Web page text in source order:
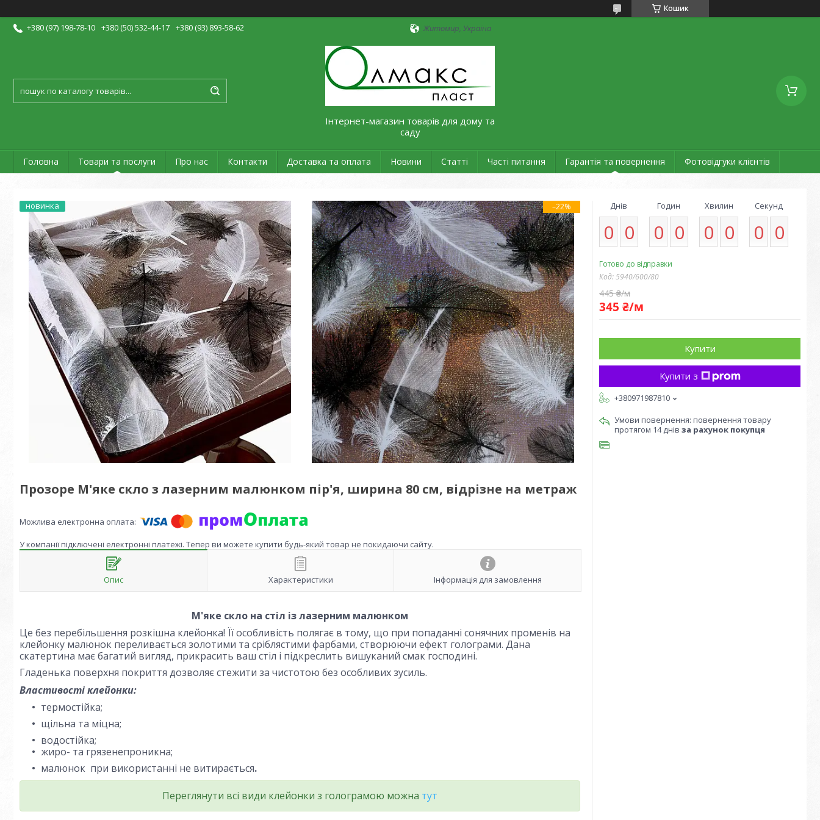
Кошик
+380 (97) 198-78-10 +380 (50) 532-44-17 +380 (93) 893-58-62 Житомир, Україна
Інтернет-магазин товарів для дому та
саду
Головна Товари та послуги Про нас Контакти Доставка та оплата Новини Статті Часті питання Гарантія та повернення Фотовідгуки клієнтів
новинка –22%
Прозоре М'яке скло з лазерним малюнком пір'я, ширина 80 см, відрізне на метраж
У компанії підключені електронні платежі. Тепер ви можете купити будь-який товар не покидаючи сайту.
Опис Характеристики Інформація для замовлення
М'яке скло на стіл із лазерним малюнком
Це без перебільшення розкішна клейонка! Її особливість полягає в тому, що при попаданні сонячних променів на
клейонку малюнок переливається золотими та сріблястими фарбами, створюючи ефект голограми. Дана
скатертина має багатий вигляд, прикрасить ваш стіл і підкреслить вишуканий смак господині.
Гладенька поверхня покриття дозволяє стежити за чистотою без особливих зусиль.
Властивості клейонки:
термостійка;
щільна та міцна;
водостійка;
жиро- та грязенепроникна;
малюнок при використанні не витирається.
Переглянути всі види клейонки з голограмою можна тут
Днів
0 0
Годин
0 0
Хвилин
0 0
Секунд
0 0
Готово до відправки
Код:5940/600/80
445 ₴/м
345 ₴/м
Купити
Купити з
+380971987810
повернення товару
протягом 14 днів за рахунок покупця